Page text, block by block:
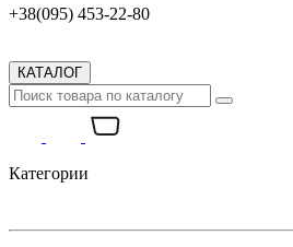
+38(095) 453-22-80
КАТАЛОГ
Категории